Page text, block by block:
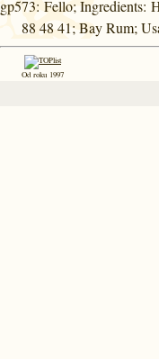
gp573: Fello; Ingredients:
88 48 41; Bay Rum;
Od roku 1997